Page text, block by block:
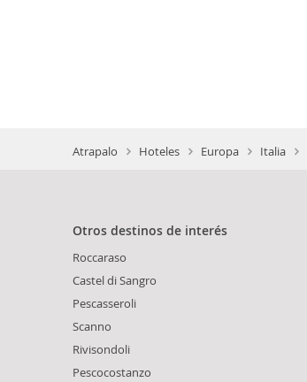
Atrapalo Hoteles Europa Italia
Otros destinos de interés
Roccaraso
Castel di Sangro
Pescasseroli
Scanno
Rivisondoli
Pescocostanzo